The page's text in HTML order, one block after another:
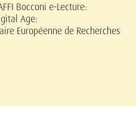
Bocconi e-Lecture:
Age:
Européenne de Recherches